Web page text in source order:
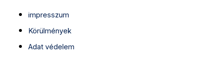
impresszum
Körülmények
Adat védelem